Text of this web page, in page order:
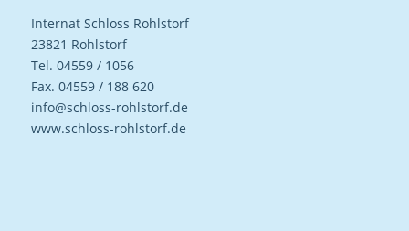
Internat Schloss Rohlstorf
23821 Rohlstorf
Tel. 04559 / 1056
Fax. 04559 / 188 620
info@schloss-rohlstorf.de
www.schloss-rohlstorf.de